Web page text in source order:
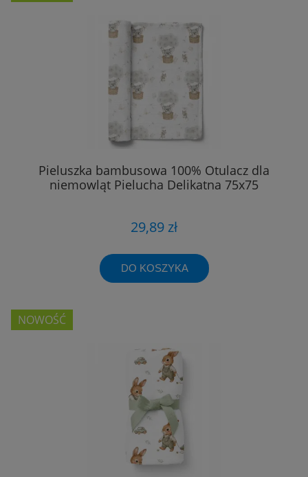
Pieluszka bambusowa 100% Otulacz dla
niemowląt Pielucha Delikatna 75x75
29,89 zł
DO KOSZYKA
NOWOŚĆ